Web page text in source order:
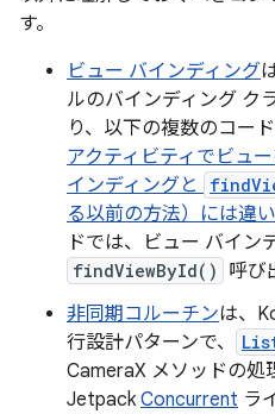
す。
ビュー バインディング
ルのバインディング ク
り、以下の複数のコー
アクティビティでビュ
インディングと
る以前の方法）には違
ドでは、ビュー バイン
findViewById()
呼び
非同期コルーチンは、
行設計パターンで、
CameraX メソッドの処
Jetpack Concurrent ラ